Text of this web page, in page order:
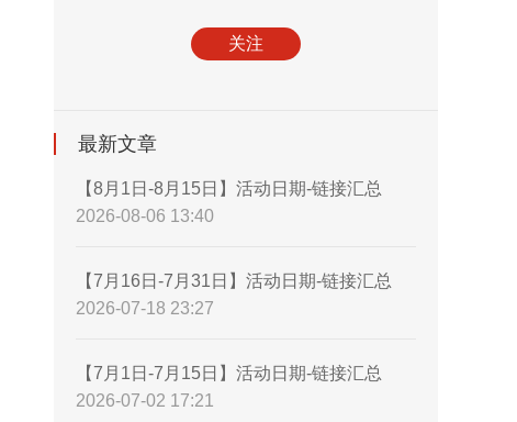
关注
最新文章
【8月1日-8月15日】活动日期-链接汇总
2026-08-06 13:40
【7月16日-7月31日】活动日期-链接汇总
2026-07-18 23:27
【7月1日-7月15日】活动日期-链接汇总
2026-07-02 17:21